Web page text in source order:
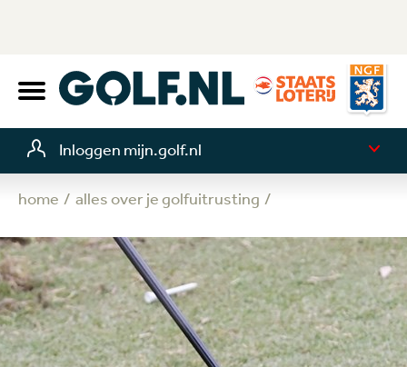
Inloggen mijn.golf.nl
home alles over je golfuitrusting